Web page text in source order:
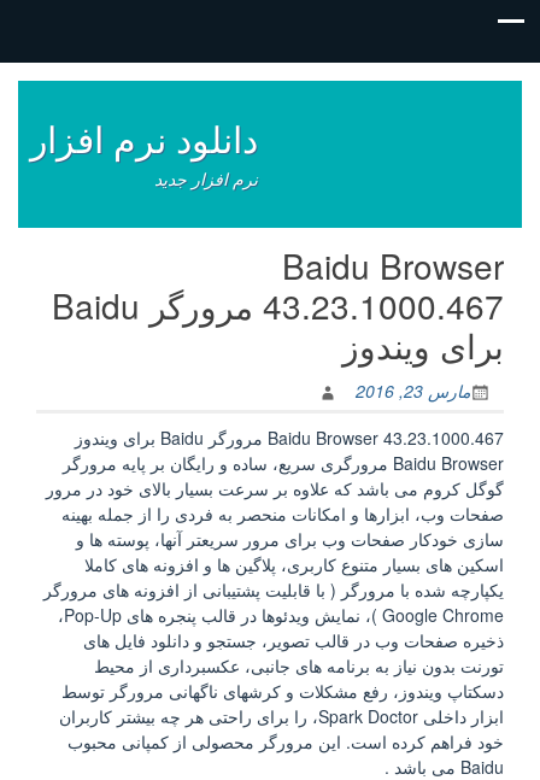
نوشته‌ها
دانلود نرم افزار
نرم افزار جدید
Baidu Browser
43.23.1000.467 مرورگر Baidu
برای ویندوز
مارس 23, 2016
Baidu Browser 43.23.1000.467 مرورگر Baidu برای ویندوز
Baidu Browser مرورگری سریع، ساده و رایگان بر پایه مرورگر
گوگل کروم می باشد که علاوه بر سرعت بسیار بالای خود در مرور
صفحات وب، ابزارها و امکانات منحصر به فردی را از جمله بهینه
سازی خودکار صفحات وب برای مرور سریعتر آنها، پوسته ها و
اسکین‌ های بسیار متنوع کاربری، پلاگین ها و افزونه های کاملا
یکپارچه شده با مرورگر ( با قابلیت پشتیبانی از افزونه‌ های مرورگر
Google Chrome )، نمایش ویدئوها در قالب پنجره‌ های Pop-Up،
ذخیره صفحات وب در قالب تصویر، جستجو و دانلود فایل های
تورنت بدون نیاز به برنامه‌ های جانبی، عکسبرداری از محیط
دسکتاپ ویندوز، رفع مشکلات و کرشهای ناگهانی مرورگر توسط
ابزار داخلی Spark Doctor، را برای راحتی هر چه بیشتر کاربران
خود فراهم کرده است. این مرورگر محصولی از کمپانی محبوب
Baidu می باشد .